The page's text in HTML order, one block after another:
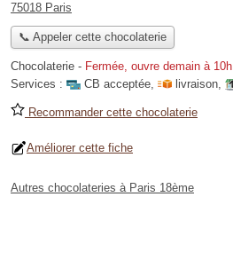
75018 Paris
📞 Appeler cette chocolaterie
Chocolaterie - Fermée, ouvre demain à 10h
Services :
CB acceptée, livraison,
Recommander cette chocolaterie
Améliorer cette fiche
Autres chocolateries à Paris 18ème